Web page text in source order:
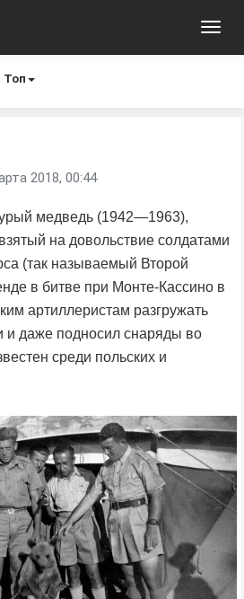
Топ
2018, 00:44
медведь (1942—1963),
на довольствие солдатами
(так называемый Второй
в битве при Монте-Кассино в
артиллеристам разгружать
и даже подносил снаряды во
среди польских и